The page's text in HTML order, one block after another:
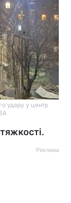
удару у центр
Реклама